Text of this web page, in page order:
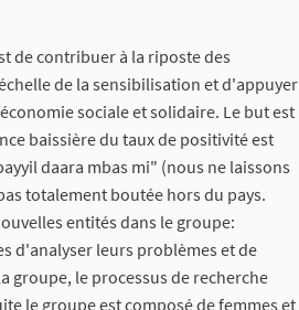
de contribuer à la riposte des
de la sensibilisation et d'appuyer
sociale et solidaire. Le but est
baissière du taux de positivité est
daara mbas mi" (nous ne laissons
totalement boutée hors du pays.
entités dans le groupe:
d'analyser leurs problèmes et de
groupe, le processus de recherche
le groupe est composé de femmes et